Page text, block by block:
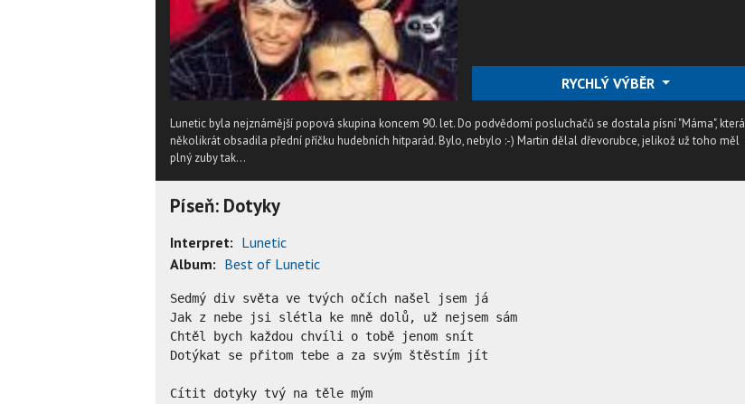
RYCHLÝ VÝBĚR
Lunetic byla nejznámější popová skupina koncem 90. let. Do podvědomí posluchačů se dostala písní "Máma", která
několikrát obsadila přední příčku hudebních hitparád. Bylo, nebylo :-) Martin dělal dřevorubce, jelikož už toho měl
plný zuby tak...
Píseň: Dotyky
Interpret: Lunetic
Album: Best of Lunetic
Sedmý div světa ve tvých očích našel jsem já
Jak z nebe jsi slétla ke mně dolů, už nejsem sám
Chtěl bych každou chvíli o tobě jenom snít
Dotýkat se přitom tebe a za svým štěstím jít
Cítit dotyky tvý na těle mým